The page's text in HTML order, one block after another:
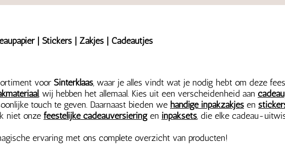
| Stickers | Zakjes | Cadeautjes
voor Sinterklaas, waar je alles vindt wat je nodig hebt om deze
, wij hebben het allemaal. Kies uit een verscheidenheid aan
touch te geven. Daarnaast bieden we handige inpakzakjes en
niet onze feestelijke cadeauversieringen inpaksets, die elke cadeau-
ervaring met ons complete overzicht van producten!